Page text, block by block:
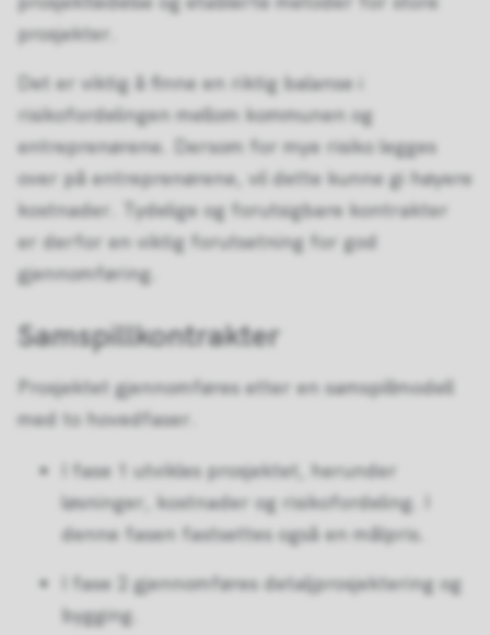
prosjekter.
Det er viktig å finne en riktig balanse i
risikofordelingen mellom kommunen og
entreprenørene. Dersom for mye risiko legges
over på entreprenørene, vil dette kunne gi høyere
kostnader. Tydelige og forutsigbare kontrakter
er derfor en viktig forutsetning for god
gjennomføring.
Samspillkontrakter
Prosjektet gjennomføres etter en samspillmodell
med to hovedfaser.
I fase 1 utvikles prosjektet, herunder
løsninger, kostnader og risikofordeling. I
denne fasen fastsettes også en målpris.
I fase 2 gjennomføres detaljprosjektering og
bygging.